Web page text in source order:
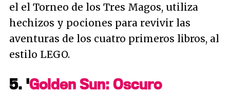
el el Torneo de los Tres Magos, utiliza
hechizos y pociones para revivir las
aventuras de los cuatro primeros libros, al
estilo LEGO.
5. 'Golden Sun: Oscuro